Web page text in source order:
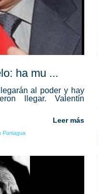
ha mu ...
al poder y hay
llegar. Valentín
Leer más
Paniagua